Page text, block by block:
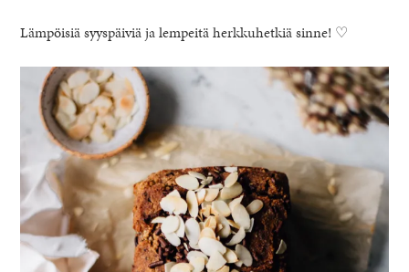
Lämpöisiä syyspäiviä ja lempeitä herkkuhetkiä sinne! ♡